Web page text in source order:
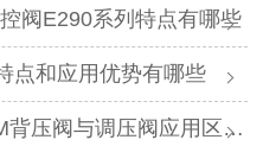
阀E290系列特点有哪些
点和应用优势有哪些
与调压阀应用区别是什么